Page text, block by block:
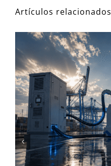
Artículos relacionados